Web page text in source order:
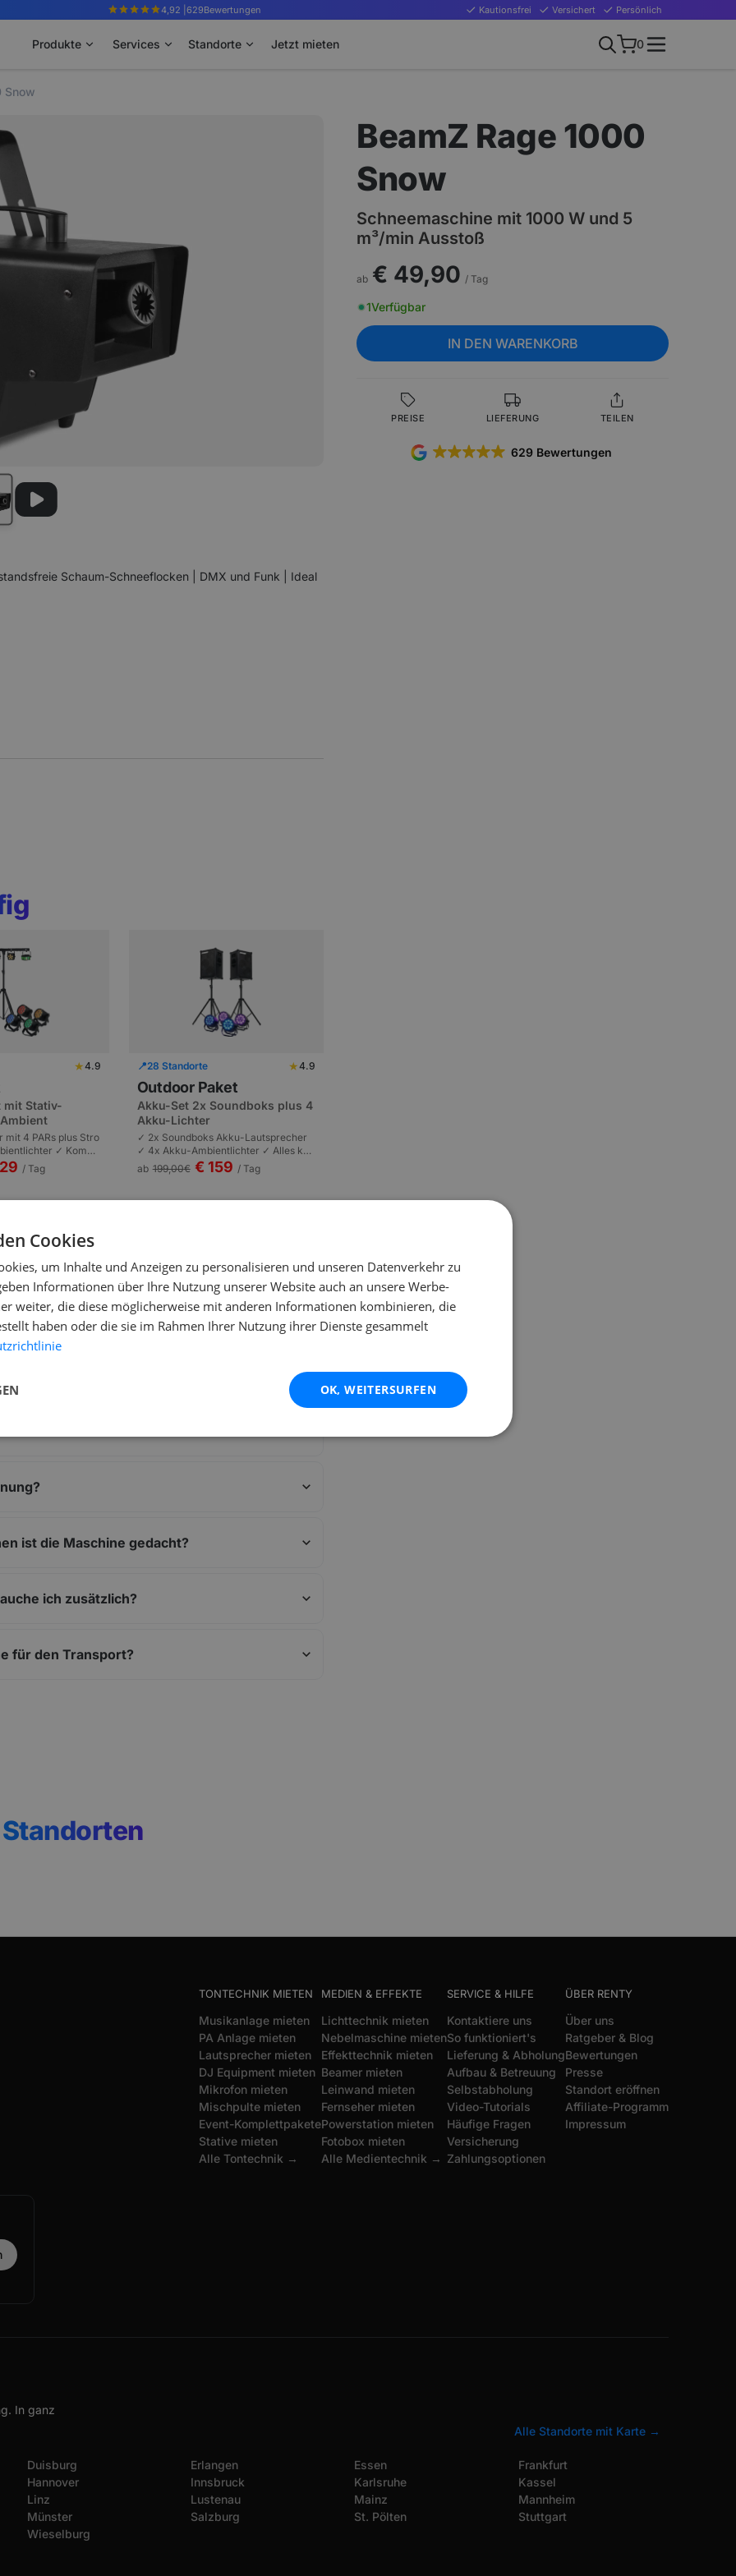
4,92 | 629Bewertungen Kautionsfrei Versichert Persönlich
Produkte Services Standorte Jetzt mieten 0
Snow
Schaum-Schneeflocken | DMX und Funk | Ideal
★4.9
mit Stativ-
4 PARs plus Stro
✓ Kompl
| Plug-and-Play | P
100 Personen.
/ Tag
📍28 Standorte ★4.9
Outdoor Paket
Akku-Set 2x Soundboks plus 4
Akku-Lichter
✓ 2x Soundboks Akku-Lautsprecher
✓ 4x Akku-Ambientlichter ✓ Alles kab
ellos | Komplett akkubetrieben | Garte
nfeste und Outdoor bis 80 Personen.
ab 199,00€ € 159 / Tag
1000 Schneemaschine?
oder Flecken?
ist die Maschine gedacht?
ich zusätzlich?
für den Transport?
Standorten
BeamZ Rage 1000
Snow
Schneemaschine mit 1000 W und 5
m³/min Ausstoß
ab € 49,90 / Tag
1Verfügbar
IN DEN WARENKORB
PREISE LIEFERUNG TEILEN
629 Bewertungen
TONTECHNIK MIETEN
Musikanlage mieten
PA Anlage mieten
Lautsprecher mieten
DJ Equipment mieten
Mikrofon mieten
Mischpulte mieten
Event-Komplettpakete
Stative mieten
Alle Tontechnik →
MEDIEN & EFFEKTE
Lichttechnik mieten
Nebelmaschine mieten
Effekttechnik mieten
Beamer mieten
Leinwand mieten
Fernseher mieten
Powerstation mieten
Fotobox mieten
Alle Medientechnik →
SERVICE & HILFE
Kontaktiere uns
So funktioniert's
Lieferung & Abholung
Aufbau & Betreuung
Selbstabholung
Video-Tutorials
Häufige Fragen
Versicherung
Zahlungsoptionen
ÜBER RENTY
Über uns
Ratgeber & Blog
Bewertungen
Presse
Standort eröffnen
Affiliate-Programm
Impressum
In ganz
Alle Standorte mit Karte →
Duisburg
Hannover
Linz
Münster
Wieselburg
Erlangen
Innsbruck
Lustenau
Salzburg
Essen
Karlsruhe
Mainz
St. Pölten
Frankfurt
Kassel
Mannheim
Stuttgart
Cookies
um Inhalte und Anzeigen zu personalisieren und unseren Datenverkehr zu
Informationen über Ihre Nutzung unserer Website auch an unsere Werbe-
weiter, die diese möglicherweise mit anderen Informationen kombinieren, die
haben oder die sie im Rahmen Ihrer Nutzung ihrer Dienste gesammelt
OK, WEITERSURFEN